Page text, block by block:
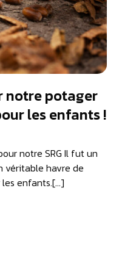
notre potager
les enfants !
notre SRG Il fut un
véritable havre de
enfants.[…]